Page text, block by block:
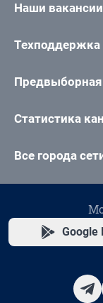
Наши вакансии
Техподдержка
Предвыборная
Статистика
Все города
Google